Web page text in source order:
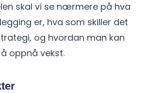
skal vi se nærmere på hva
er, hva som skiller det
og hvordan man kan
oppnå vekst.